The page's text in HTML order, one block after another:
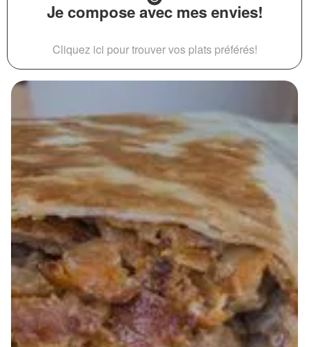
Je compose avec mes envies!
Cliquez ici pour trouver vos plats préférés!